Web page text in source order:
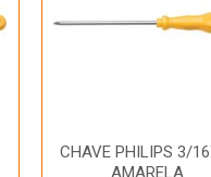
CHAVE PHILIPS 3/
AMARELA